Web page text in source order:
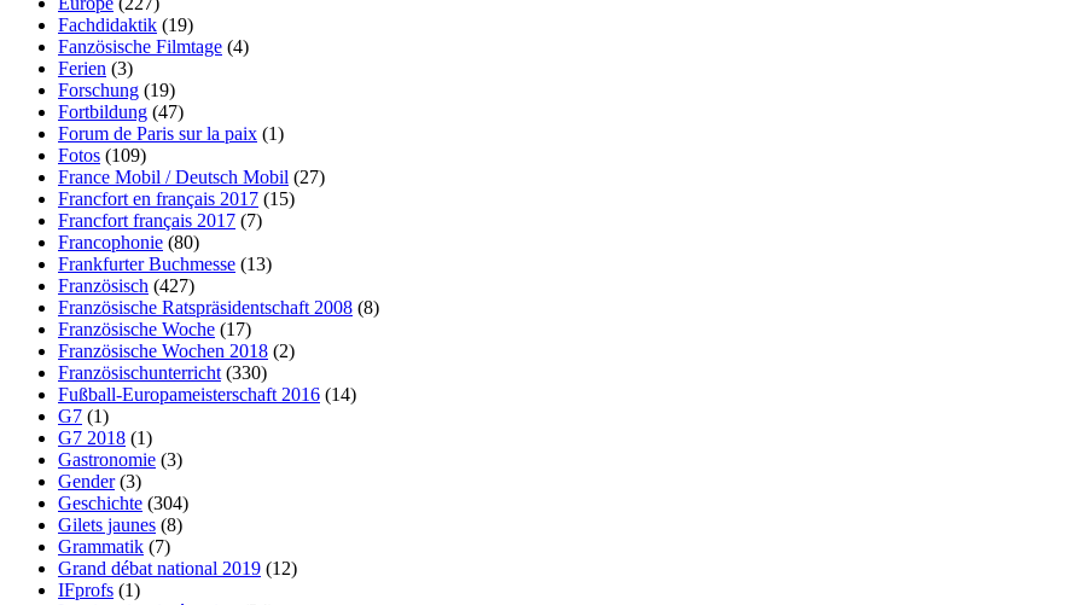
Fachdidaktik (19)
Fanzösische Filmtage (4)
Ferien (3)
Forschung (19)
Fortbildung (47)
Forum de Paris sur la paix (1)
Fotos (109)
France Mobil / Deutsch Mobil (27)
Francfort en français 2017 (15)
Francfort français 2017 (7)
Francophonie (80)
Frankfurter Buchmesse (13)
Französisch (427)
Französische Ratspräsidentschaft 2008 (8)
Französische Woche (17)
Französische Wochen 2018 (2)
Französischunterricht(330)
Fußball-Europameisterschaft 2016 (14)
G7 (1)
G7 2018 (1)
Gastronomie (3)
Gender(3)
Geschichte (304)
Gilets jaunes (8)
Grammatik (7)
Grand débat national 2019 (12)
IFprofs (1)